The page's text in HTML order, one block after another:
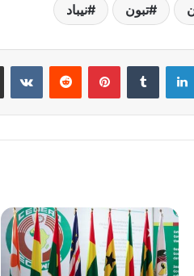
تبون نيباد
لينكدإن بينتيريست